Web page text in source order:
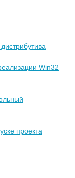
Win32
проекта